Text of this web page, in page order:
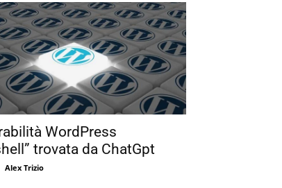
WordPress
trovata da ChatGpt
Alex Trizio